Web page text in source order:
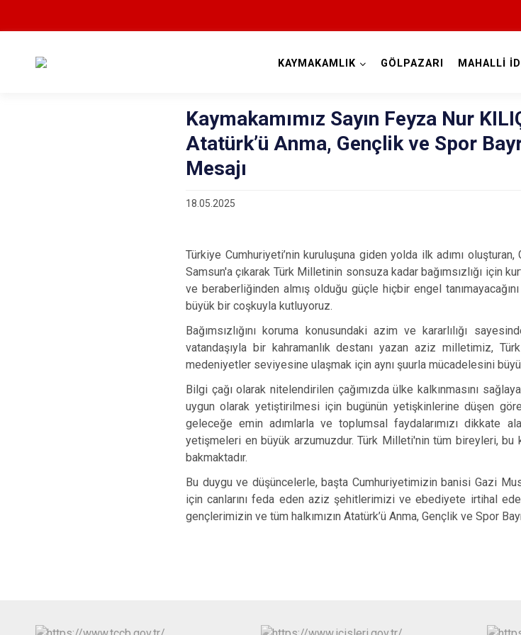
KAYMAKAMLIK GÖLPAZARI MAHALLİ
Kaymakamımız Sayın Feyza Nur
Atatürk’ü Anma, Gençlik ve Spor
Mesajı
18.05.2025
Türkiye Cumhuriyeti’nin kuruluşuna giden yolda ilk adımı
Samsun'a çıkarak Türk Milletinin sonsuza kadar bağımsızlığı
ve beraberliğinden almış olduğu güçle hiçbir engel
büyük bir coşkuyla kutluyoruz.
Bağımsızlığını koruma konusundaki azim ve kararlılığı
vatandaşıyla bir kahramanlık destanı yazan aziz milletimiz,
medeniyetler seviyesine ulaşmak için aynı şuurla mücadelesini
Bilgi çağı olarak nitelendirilen çağımızda ülke kalkınmasını
uygun olarak yetiştirilmesi için bugünün yetişkinlerine düşen
geleceğe emin adımlarla ve toplumsal faydalarımızı dikkate
yetişmeleri en büyük arzumuzdur. Türk Milleti'nin tüm bireyleri,
bakmaktadır.
Bu duygu ve düşüncelerle, başta Cumhuriyetimizin banisi Gazi
için canlarını feda eden aziz şehitlerimizi ve ebediyete irtihal
gençlerimizin ve tüm halkımızın Atatürk’ü Anma, Gençlik ve Spor